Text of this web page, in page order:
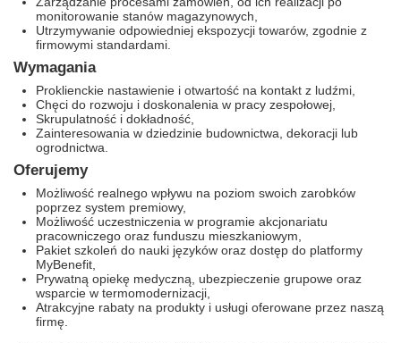
monitorowanie stanów magazynowych,
Utrzymywanie odpowiedniej ekspozycji towarów, zgodnie z
firmowymi standardami.
Wymagania
Proklienckie nastawienie i otwartość na kontakt z ludźmi,
Chęci do rozwoju i doskonalenia w pracy zespołowej,
Skrupulatność i dokładność,
Zainteresowania w dziedzinie budownictwa, dekoracji lub
ogrodnictwa.
Oferujemy
Możliwość realnego wpływu na poziom swoich zarobków
poprzez system premiowy,
Możliwość uczestniczenia w programie akcjonariatu
pracowniczego oraz funduszu mieszkaniowym,
Pakiet szkoleń do nauki języków oraz dostęp do platformy
MyBenefit,
Prywatną opiekę medyczną, ubezpieczenie grupowe oraz
wsparcie w termomodernizacji,
Atrakcyjne rabaty na produkty i usługi oferowane przez naszą
firmę.